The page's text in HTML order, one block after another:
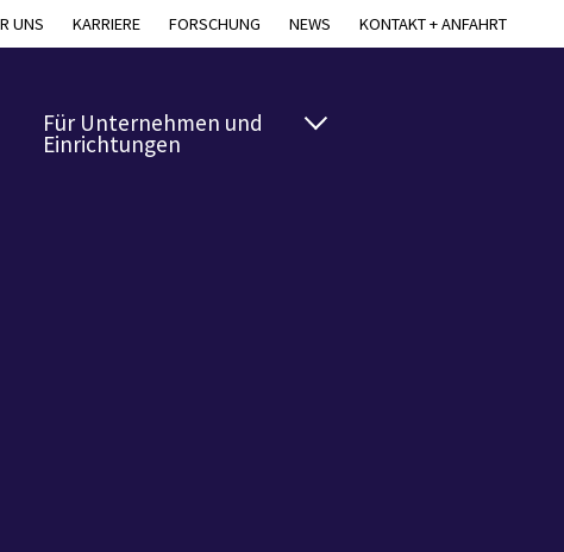
UNS KARRIERE FORSCHUNG NEWS KONTAKT + ANFAHRT
Für Unternehmen und
Einrichtungen